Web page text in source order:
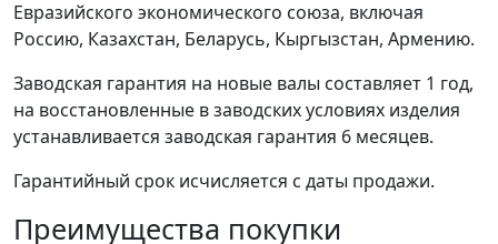
Евразийского экономического союза, включая
Россию, Казахстан, Беларусь, Кыргызстан, Армению.
Заводская гарантия на новые валы составляет 1 год,
на восстановленные в заводских условиях изделия
устанавливается заводская гарантия 6 месяцев.
Гарантийный срок исчисляется с даты продажи.
Преимущества покупки